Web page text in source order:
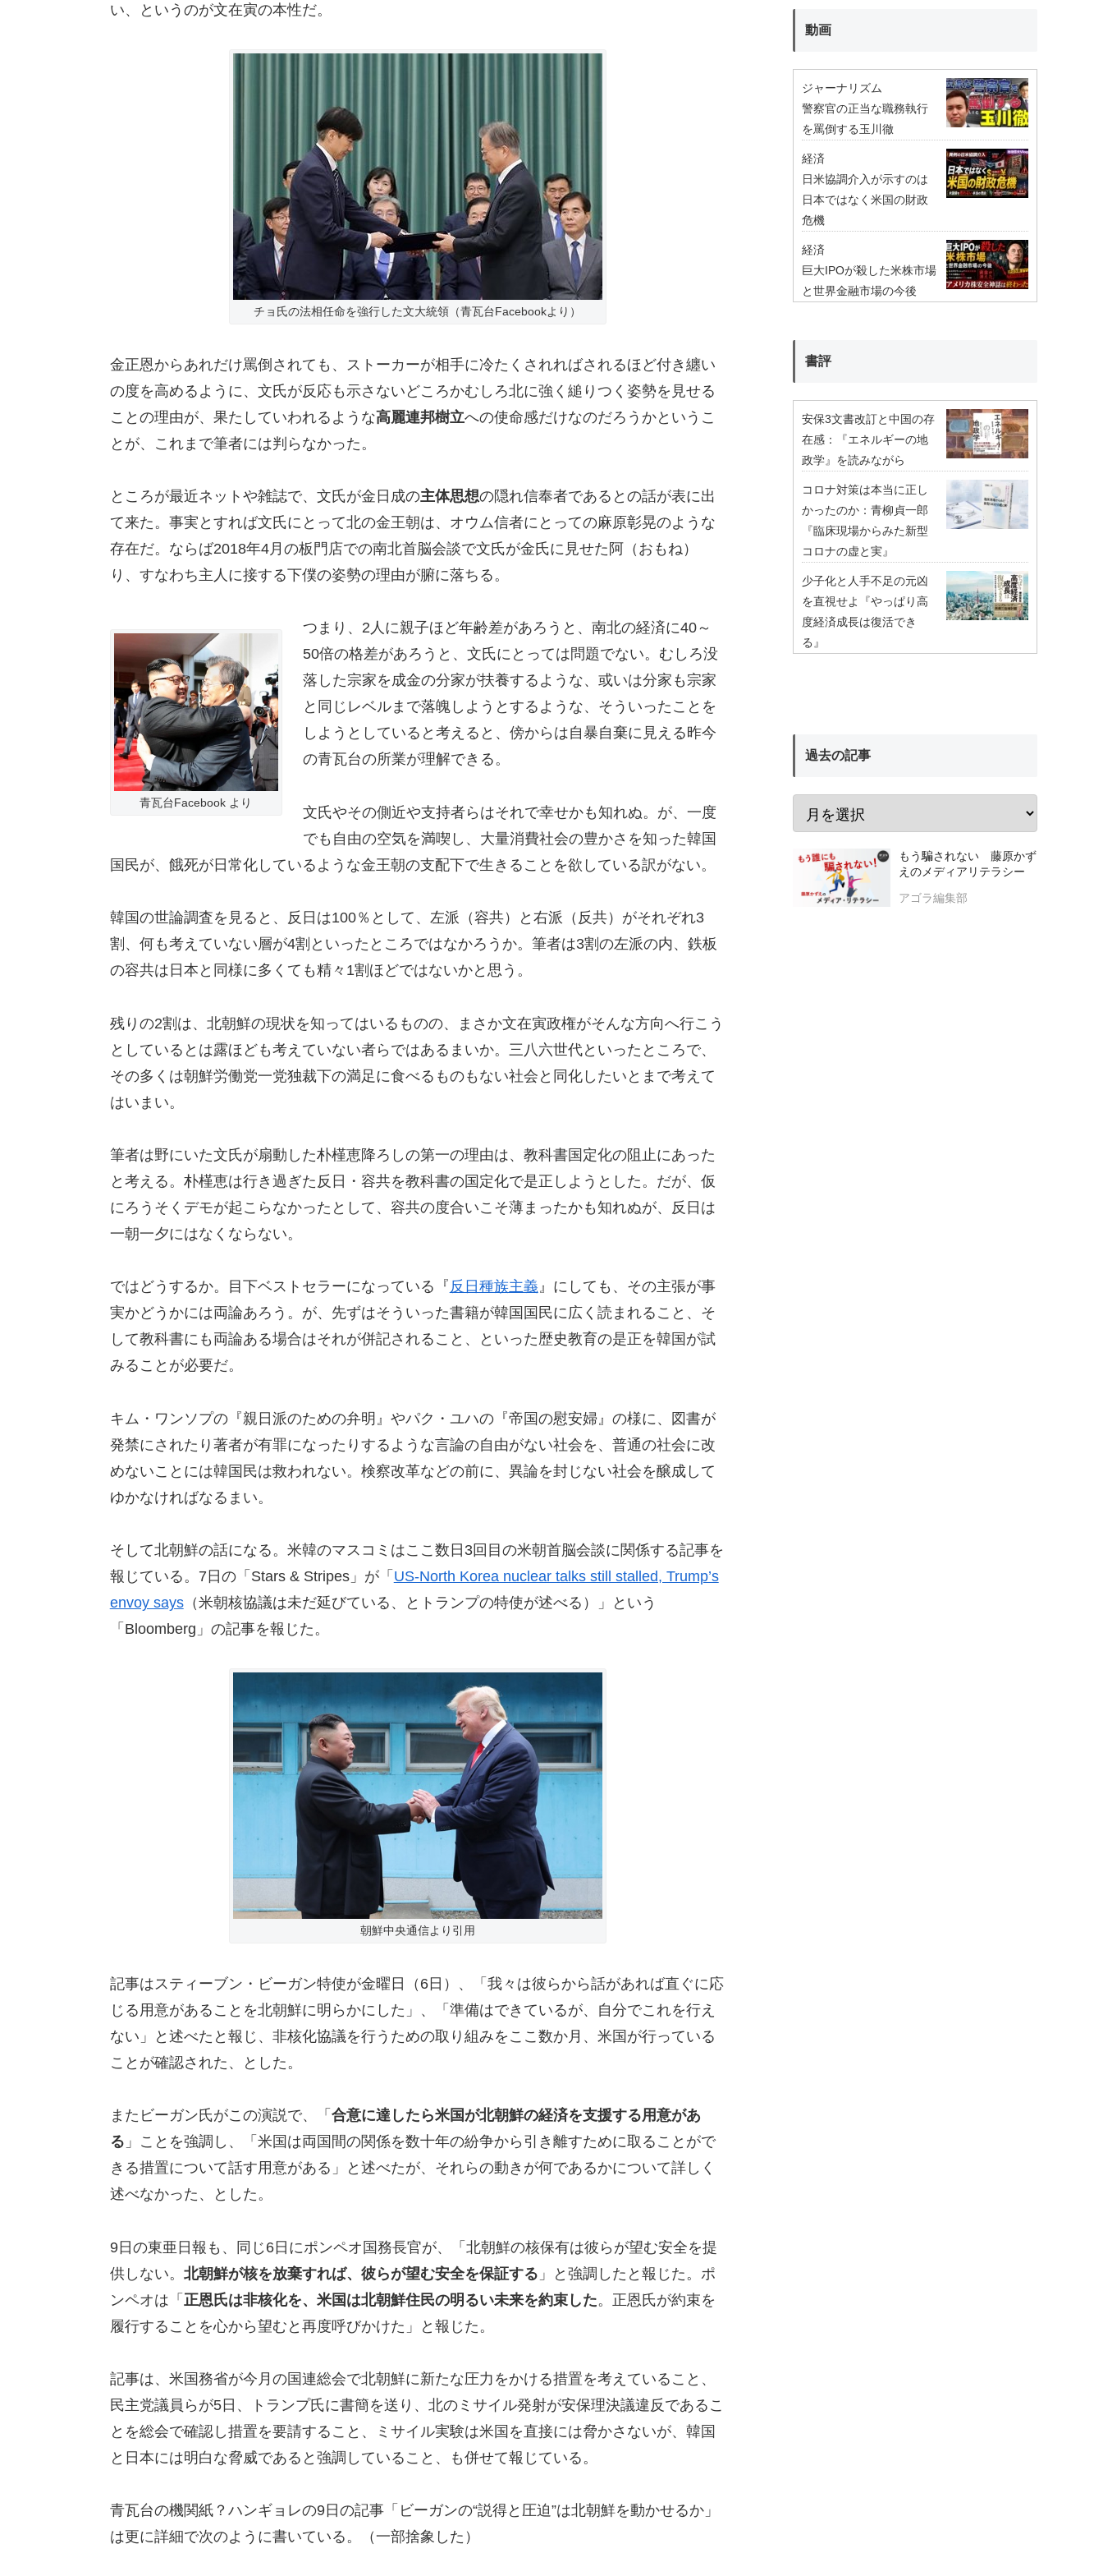
い、というのが文在寅の本性だ。
チョ氏の法相任命を強行した文大統領（青瓦台Facebookより）
金正恩からあれだけ罵倒されても、ストーカーが相手に冷たくされればされるほど付き纏い
の度を高めるように、文氏が反応も示さないどころかむしろ北に強く縋りつく姿勢を見せる
ことの理由が、果たしていわれるような高麗連邦樹立への使命感だけなのだろうかというこ
とが、これまで筆者には判らなかった。
ところが最近ネットや雑誌で、文氏が金日成の主体思想の隠れ信奉者であるとの話が表に出
て来た。事実とすれば文氏にとって北の金王朝は、オウム信者にとっての麻原彰晃のような
存在だ。ならば2018年4月の板門店での南北首脳会談で文氏が金氏に見せた阿（おもね）
り、すなわち主人に接する下僕の姿勢の理由が腑に落ちる。
青瓦台Facebook より
つまり、2人に親子ほど年齢差があろうと、南北の経済に40～
50倍の格差があろうと、文氏にとっては問題でない。むしろ没
落した宗家を成金の分家が扶養するような、或いは分家も宗家
と同じレベルまで落魄しようとするような、そういったことを
しようとしていると考えると、傍からは自暴自棄に見える昨今
の青瓦台の所業が理解できる。
文氏やその側近や支持者らはそれで幸せかも知れぬ。が、一度
でも自由の空気を満喫し、大量消費社会の豊かさを知った韓国
国民が、餓死が日常化しているような金王朝の支配下で生きることを欲している訳がない。
韓国の世論調査を見ると、反日は100％として、左派（容共）と右派（反共）がそれぞれ3
割、何も考えていない層が4割といったところではなかろうか。筆者は3割の左派の内、鉄板
の容共は日本と同様に多くても精々1割ほどではないかと思う。
残りの2割は、北朝鮮の現状を知ってはいるものの、まさか文在寅政権がそんな方向へ行こう
としているとは露ほども考えていない者らではあるまいか。三八六世代といったところで、
その多くは朝鮮労働党一党独裁下の満足に食べるものもない社会と同化したいとまで考えて
はいまい。
筆者は野にいた文氏が扇動した朴槿恵降ろしの第一の理由は、教科書国定化の阻止にあった
と考える。朴槿恵は行き過ぎた反日・容共を教科書の国定化で是正しようとした。だが、仮
にろうそくデモが起こらなかったとして、容共の度合いこそ薄まったかも知れぬが、反日は
一朝一夕にはなくならない。
ではどうするか。目下ベストセラーになっている『 反日種族主義』にしても、その主張が事
実かどうかには両論あろう。が、先ずはそういった書籍が韓国国民に広く読まれること、そ
して教科書にも両論ある場合はそれが併記されること、といった歴史教育の是正を韓国が試
みることが必要だ。
キム・ワンソプの『親日派のための弁明』やパク・ユハの『帝国の慰安婦』の様に、図書が
発禁にされたり著者が有罪になったりするような言論の自由がない社会を、普通の社会に改
めないことには韓国民は救われない。検察改革などの前に、異論を封じない社会を醸成して
ゆかなければなるまい。
そして北朝鮮の話になる。米韓のマスコミはここ数日3回目の米朝首脳会談に関係する記事を
報じている。7日の「Stars & Stripes」が「 US-North Korea nuclear talks still stalled, Trump’s
envoy says（米朝核協議は未だ延びている、とトランプの特使が述べる）」という
「Bloomberg」の記事を報じた。
朝鮮中央通信より引用
記事はスティーブン・ビーガン特使が金曜日（6日）、「我々は彼らから話があれば直ぐに応
じる用意があることを北朝鮮に明らかにした」、「準備はできているが、自分でこれを行え
ない」と述べたと報じ、非核化協議を行うための取り組みをここ数か月、米国が行っている
ことが確認された、とした。
またビーガン氏がこの演説で、「 合意に達したら米国が北朝鮮の経済を支援する用意があ
る 」ことを強調し、「米国は両国間の関係を数十年の紛争から引き離すために取ることがで
きる措置について話す用意がある」と述べたが、それらの動きが何であるかについて詳しく
述べなかった、とした。
9日の東亜日報も、同じ6日にポンペオ国務長官が、「北朝鮮の核保有は彼らが望む安全を提
供しない。 北朝鮮が核を放棄すれば、彼らが望む安全を保証する 」と強調したと報じた。ポ
ンペオは「 正恩氏は非核化を、米国は北朝鮮住民の明るい未来を約束した。正恩氏が約束を
履行することを心から望むと再度呼びかけた」と報じた。
記事は、米国務省が今月の国連総会で北朝鮮に新たな圧力をかける措置を考えていること、
民主党議員らが5日、トランプ氏に書簡を送り、北のミサイル発射が安保理決議違反であるこ
とを総会で確認し措置を要請すること、ミサイル実験は米国を直接には脅かさないが、韓国
と日本には明白な脅威であると強調していること、も併せて報じている。
青瓦台の機関紙？ハンギョレの9日の記事「ビーガンの“説得と圧迫”は北朝鮮を動かせるか」
は更に詳細で次のように書いている。（一部捨象した）
動画
ジャーナリズム
警察官の正当な職務執行
を罵倒する玉川徹
経済
日米協調介入が示すのは
日本ではなく米国の財政
危機
経済
巨大IPOが殺した米株市場
と世界金融市場の今後
書評
安保3文書改訂と中国の存
在感：『エネルギーの地
政学』を読みながら
コロナ対策は本当に正し
かったのか：青柳貞一郎
『臨床現場からみた新型
コロナの虚と実』
少子化と人手不足の元凶
を直視せよ『やっぱり高
度経済成長は復活でき
る』
過去の記事
もう騙されない 藤原かず
えのメディアリテラシー
アゴラ編集部